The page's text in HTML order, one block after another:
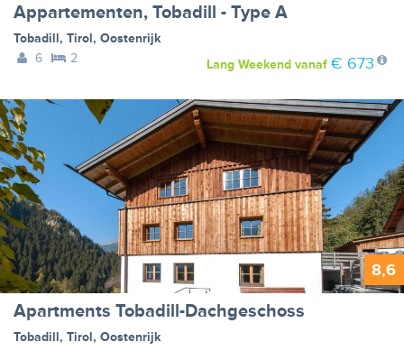
Appartementen, Tobadill - Type A
Tobadill, Tirol, Oostenrijk
6
2 Lang Weekendvanaf € 673
8,6
Apartments Tobadill-Dachgeschoss
Tobadill, Tirol, Oostenrijk